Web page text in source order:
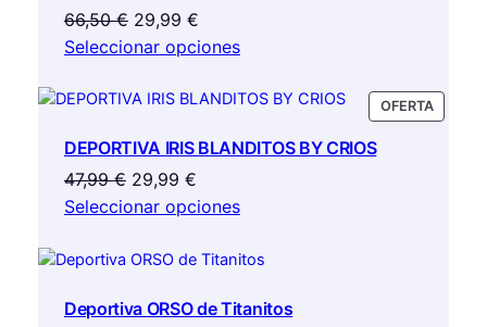
66,50€ El
precio
era:
29,99 €El
precio
es:
Seleccionar opciones
OFERTA
EN
DEPORTIVA IRIS BLANDITOS BY CRIOS
47,99€ El
precio
era:
29,99 €El
precio
es:
Seleccionar opciones
Deportiva ORSO de Titanitos